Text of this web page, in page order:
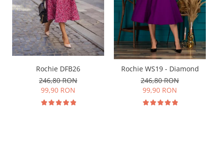
Rochie DFB26
246,80 RON
99,90 RON
Rochie WS19 - Diamond
246,80 RON
99,90 RON